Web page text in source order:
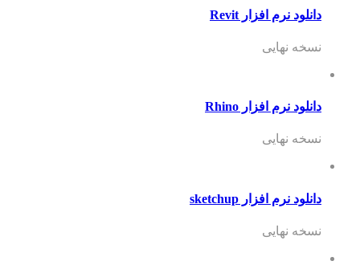
دانلود نرم افزار Revit
نسخه نهایی
دانلود نرم افزار Rhino
نسخه نهایی
دانلود نرم افزار sketchup
نسخه نهایی